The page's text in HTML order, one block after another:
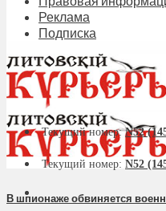
Реклама
Подписка
Текущий номер:N52
Текущий номер: N52
В шпионаже обвиняется